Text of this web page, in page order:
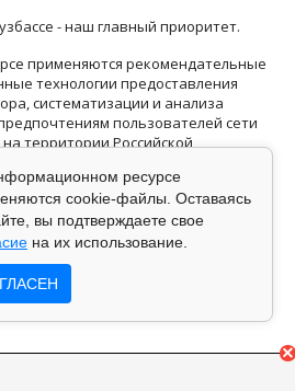
- наш главный приоритет.
применяются рекомендательные
технологии предоставления
систематизации и анализа
пользователей сети
территории Российской
Область, г.Кемерово, ул.Кузбасская
ресурсе
cookie-файлы. Оставаясь
вы подтверждаете свое
на их использование.